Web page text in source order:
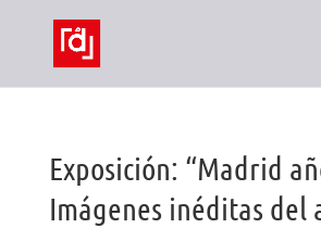
Exposición: “Madrid
Imágenes inéditas del